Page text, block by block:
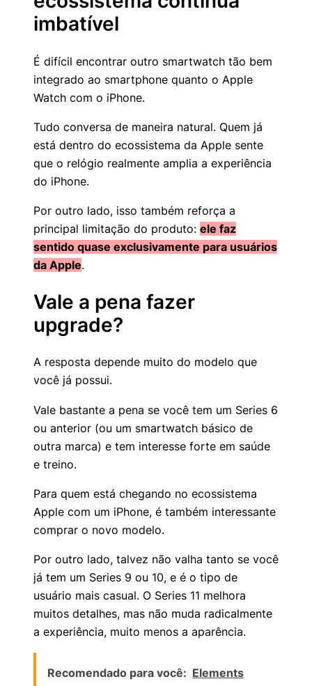
imbatível
É difícil encontrar outro smartwatch tão bem
integrado ao smartphone quanto o Apple
Watch com o iPhone.
Tudo conversa de maneira natural. Quem já
está dentro do ecossistema da Apple sente
que o relógio realmente amplia a experiência
do iPhone.
Por outro lado, isso também reforça a
principal limitação do produto: ele faz
sentido quase exclusivamente para usuários
da Apple.
Vale a pena fazer
upgrade?
A resposta depende muito do modelo que
você já possui.
Vale bastante a pena se você tem um Series 6
ou anterior (ou um smartwatch básico de
outra marca) e tem interesse forte em saúde
e treino.
Para quem está chegando no ecossistema
Apple com um iPhone, é também interessante
comprar o novo modelo.
Por outro lado, talvez não valha tanto se você
já tem um Series 9 ou 10, e é o tipo de
usuário mais casual. O Series 11 melhora
muitos detalhes, mas não muda radicalmente
a experiência, muito menos a aparência.
Recomendado para você: Elements